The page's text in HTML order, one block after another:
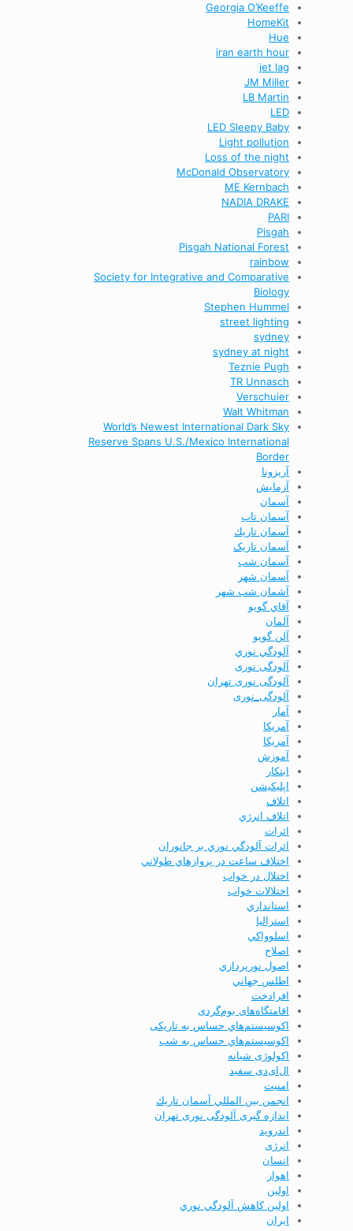
Georgia O’Keeffe
HomeKit
Hue
iran earth hour
jet lag
JM Miller
LB Martin
LED
LED Sleepy Baby
Light pollution
Loss of the night
McDonald Observatory
ME Kernbach
NADIA DRAKE
PARI
Pisgah
Pisgah National Forest
rainbow
Society for Integrative and Comparative
Biology
Stephen Hummel
street lighting
sydney
sydney at night
Teznie Pugh
TR Unnasch
Verschuier
Walt Whitman
World’s Newest International Dark Sky
Reserve Spans U.S./Mexico International
Border
آریزونا
آزمایش
آسمان
آسمان تاب
آسمان تاريك
آسمان تاریک
آسمان شب
آسمان شهر
آشمان شب شهر
آقاي گويو
آلمان
آلن گويو
آلودگي نوري
آلودگی نوری
آلودگی نوری تهران
آلودگی_نوری
آمار
آمريكا
آمریکا
آموزش
ابتكار
اپليكيشن
اتلاف
اتلاف انرژي
اثرات
اثرات آلودگي نوري بر جانوران
اختلاف ساعت در پروازهاي طولاني
اختلال در خواب
اختلالات خواب
استانداري
استرالیا
اسلوواكي
اصلاح
اصول نورپردازي
اطلس جهاني
افرادخت
اقامتگاه‌های بوم‌گردی
اکوسیستم‌هاي حساس به تاریکی
اکوسیستم‌هاي حساس به شب
اکولوژی شبانه
ال‌ای‌دی سفید
امنيت
انجمن بين المللي آسمان تاريك
اندازه گیری آلودگی نوری تهران
اندرويد
انرژی
انسان
اهواز
اولين
اولين كاهش آلودگي نوري
ايران